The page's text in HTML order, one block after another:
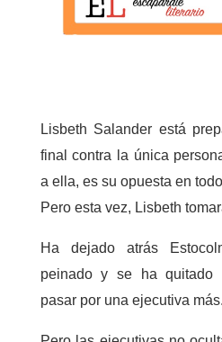
Lisbeth Salander está
final contra la única
a ella, es su opuesta en
Pero esta vez, Lisbeth
Ha dejado atrás
peinado y se ha quitado
pasar por una ejecutiva más.